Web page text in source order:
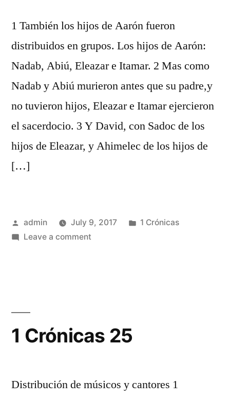
1 También los hijos de Aarón fueron
distribuidos en grupos. Los hijos de Aarón:
Nadab, Abiú, Eleazar e Itamar. 2 Mas como
Nadab y Abiú murieron antes que su padre,y
no tuvieron hijos, Eleazar e Itamar ejercieron
el sacerdocio. 3 Y David, con Sadoc de los
hijos de Eleazar, y Ahimelec de los hijos de
[…]
Posted
by
admin July 9, 2017
Posted
1 Crónicas
Leave a commenton
1 Crónicas 25
Distribución de músicos y cantores 1